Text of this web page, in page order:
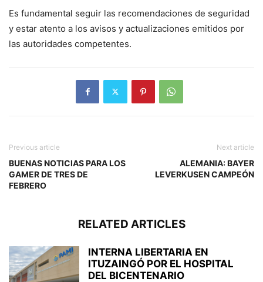
Es fundamental seguir las recomendaciones de seguridad
y estar atento a los avisos y actualizaciones emitidos por
las autoridades competentes.
Previous article
BUENAS NOTICIAS PARA LOS
GAMER DE TRES DE
FEBRERO
Next article
ALEMANIA: BAYER
LEVERKUSEN CAMPEÓN
RELATED ARTICLES
INTERNA LIBERTARIA EN
ITUZAINGÓ POR EL HOSPITAL
DEL BICENTENARIO